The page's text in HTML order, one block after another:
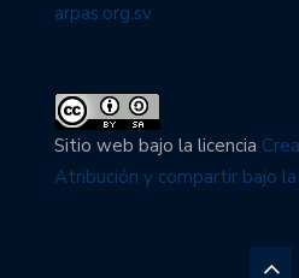
arpas.org.sv
Sitio web bajo la licencia
Atribución y compartir bajo la